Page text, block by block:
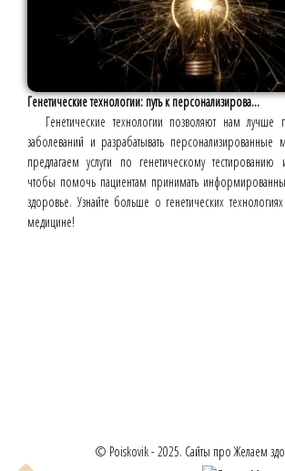
Генетические технологии: путь к персонализирова...
Генетические технологии позволяют нам лучше
заболеваний и разрабатывать
предлагаем услуги по генетическому тестированию
чтобы помочь пациентам принимать
здоровье. Узнайте больше о генетических
медицине!
© Poiskovik - 2025. Сайты про Желаем